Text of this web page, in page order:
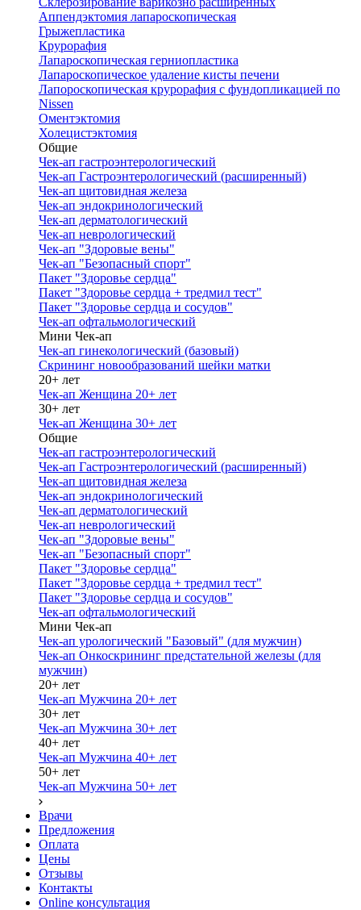
Аппендэктомия лапароскопическая
Грыжепластика
Крурорафия
Лапароскопическая герниопластика
Лапароскопическое удаление кисты печени
Лапороскопическая крурорафия с фундопликацией по
Nissen
Оментэктомия
Холецистэктомия
Общие
Чек-ап гастроэнтерологический
Чек-ап Гастроэнтерологический (расширенный)
Чек-ап щитовидная железа
Чек-ап эндокринологический
Чек-ап дерматологический
Чек-ап неврологический
Чек-ап "Здоровые вены"
Чек-ап "Безопасный спорт"
Пакет "Здоровье сердца"
Пакет "Здоровье сердца + тредмил тест"
Пакет "Здоровье сердца и сосудов"
Чек-ап офтальмологический
Мини Чек-ап
Чек-ап гинекологический (базовый)
Скрининг новообразований шейки матки
20+ лет
Чек-ап Женщина 20+ лет
30+ лет
Чек-ап Женщина 30+ лет
Общие
Чек-ап гастроэнтерологический
Чек-ап Гастроэнтерологический (расширенный)
Чек-ап щитовидная железа
Чек-ап эндокринологический
Чек-ап дерматологический
Чек-ап неврологический
Чек-ап "Здоровые вены"
Чек-ап "Безопасный спорт"
Пакет "Здоровье сердца"
Пакет "Здоровье сердца + тредмил тест"
Пакет "Здоровье сердца и сосудов"
Чек-ап офтальмологический
Мини Чек-ап
Чек-ап урологический "Базовый" (для мужчин)
Чек-ап Онкоскрининг предстательной железы (для
мужчин)
20+ лет
Чек-ап Мужчина 20+ лет
30+ лет
Чек-ап Мужчина 30+ лет
40+ лет
Чек-ап Мужчина 40+ лет
50+ лет
Чек-ап Мужчина 50+ лет
Врачи
Предложения
Оплата
Цены
Отзывы
Контакты
Online консультация